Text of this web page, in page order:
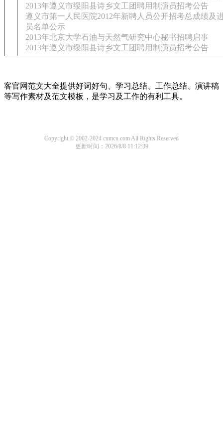
2013年遵义市绥阳县诗乡文工团聘用制演员招考公告
遵义市第一人民医院2012年新聘人员公开招考总成绩及
员名单公示
2013年北京大学石油与天然气研究中心秘书招聘启事
2013年遵义市绥阳县诗乡文工团聘用制演员招考公告
客官网范文大全提供好词好句、学习总结、工作总结、演讲稿
等写作素材及范文模板，是学习及工作的有利工具。
Copyright © 2002-2024 cumcu.com All Rights Reserved
更新时间：2026/8/8 11:12:39